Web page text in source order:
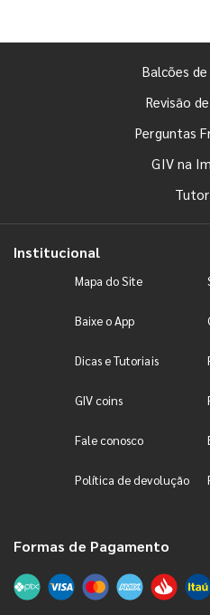
Balcões
Revisão
Perguntas
GIV na
Institucional
Mapa do Site
Baixe o App
Dicas e Tutoriais
GIV coins
Fale conosco
Política de devolução
Formas de Pagamento